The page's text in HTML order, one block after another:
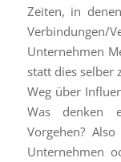
Zeiten, in
Unternehmen
statt dies selber
Weg über
Was denken
Vorgehen?
Unternehmen